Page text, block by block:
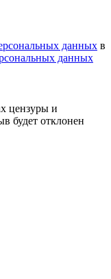
данных в
данных
цензуры и
будет отклонен